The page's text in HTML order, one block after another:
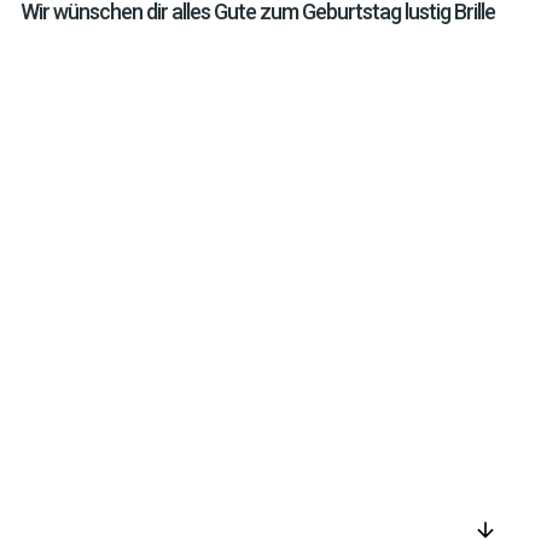
Wir wünschen dir alles Gute zum Geburtstag lustig Brille
arrow_downward